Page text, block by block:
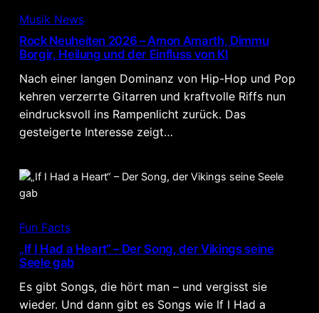
Musik News
Rock Neuheiten 2026 – Amon Amarth, Dimmu
Borgir, Heilung und der Einfluss von KI
Nach einer langen Dominanz von Hip-Hop und Pop
kehren verzerrte Gitarren und kraftvolle Riffs nun
eindrucksvoll ins Rampenlicht zurück. Das
gesteigerte Interesse zeigt…
Fun Facts
„If I Had a Heart“ – Der Song, der Vikings seine
Seele gab
Es gibt Songs, die hört man – und vergisst sie
wieder. Und dann gibt es Songs wie If I Had a